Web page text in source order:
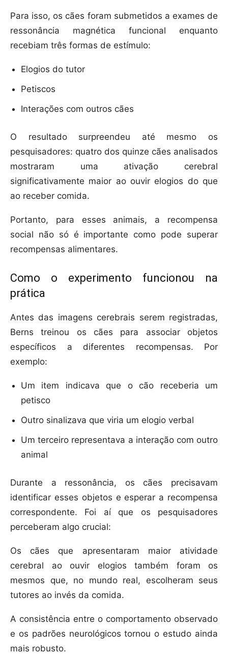
Para isso, os cães foram submetidos a exames de
ressonância magnética funcional enquanto
recebiam três formas de estímulo:
Elogios do tutor
Petiscos
Interações com outros cães
O resultado surpreendeu até mesmo os
pesquisadores: quatro dos quinze cães analisados
mostraram uma ativação cerebral
significativamente maior ao ouvir elogios do que
ao receber comida.
Portanto, para esses animais, a recompensa
social não só é importante como pode superar
recompensas alimentares.
Como o experimento funcionou na
prática
Antes das imagens cerebrais serem registradas,
Berns treinou os cães para associar objetos
específicos a diferentes recompensas. Por
exemplo:
Um item indicava que o cão receberia um
petisco
Outro sinalizava que viria um elogio verbal
Um terceiro representava a interação com outro
animal
Durante a ressonância, os cães precisavam
identificar esses objetos e esperar a recompensa
correspondente. Foi aí que os pesquisadores
perceberam algo crucial:
Os cães que apresentaram maior atividade
cerebral ao ouvir elogios também foram os
mesmos que, no mundo real, escolheram seus
tutores ao invés da comida.
A consistência entre o comportamento observado
e os padrões neurológicos tornou o estudo ainda
mais robusto.